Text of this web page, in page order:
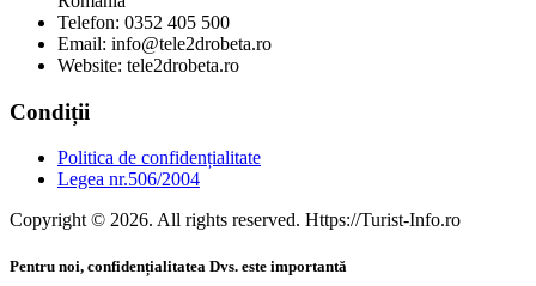
Telefon: 0352 405 500
Email: info@tele2drobeta.ro
Website: tele2drobeta.ro
Condiții
Politica de confidențialitate
Legea nr.506/2004
Copyright © 2026. All rights reserved. Https://Turist-Info.ro
Pentru noi, confidențialitatea Dvs. este importantă